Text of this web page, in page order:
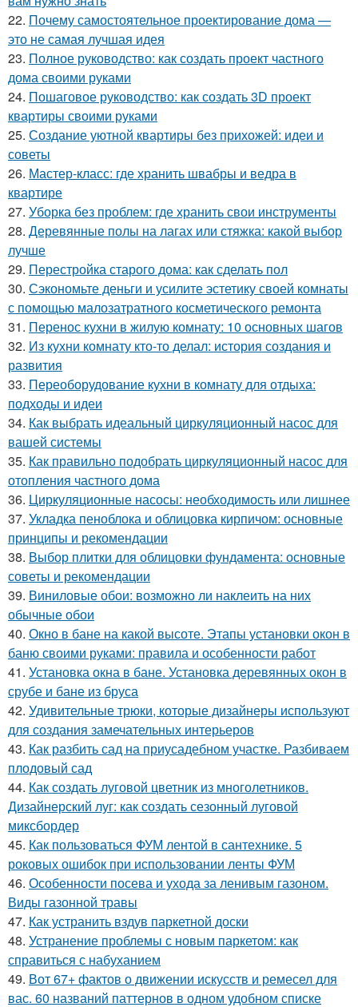
22. Почему самостоятельное проектирование дома —
это не самая лучшая идея
23. Полное руководство: как создать проект частного
дома своими руками
24. Пошаговое руководство: как создать 3D проект
квартиры своими руками
25. Создание уютной квартиры без прихожей: идеи и
советы
26. Мастер-класс: где хранить швабры и ведра в
квартире
27. Уборка без проблем: где хранить свои инструменты
28. Деревянные полы на лагах или стяжка: какой выбор
лучше
29. Перестройка старого дома: как сделать пол
30. Сэкономьте деньги и усилите эстетику своей комнаты
с помощью малозатратного косметического ремонта
31. Перенос кухни в жилую комнату: 10 основных шагов
32. Из кухни комнату кто-то делал: история создания и
развития
33. Переоборудование кухни в комнату для отдыха:
подходы и идеи
34. Как выбрать идеальный циркуляционный насос для
вашей системы
35. Как правильно подобрать циркуляционный насос для
отопления частного дома
36. Циркуляционные насосы: необходимость или лишнее
37. Укладка пеноблока и облицовка кирпичом: основные
принципы и рекомендации
38. Выбор плитки для облицовки фундамента: основные
советы и рекомендации
39. Виниловые обои: возможно ли наклеить на них
обычные обои
40. Окно в бане на какой высоте. Этапы установки окон в
баню своими руками: правила и особенности работ
41. Установка окна в бане. Установка деревянных окон в
срубе и бане из бруса
42. Удивительные трюки, которые дизайнеры используют
для создания замечательных интерьеров
43. Как разбить сад на приусадебном участке. Разбиваем
плодовый сад
44. Как создать луговой цветник из многолетников.
Дизайнерский луг: как создать сезонный луговой
миксбордер
45. Как пользоваться ФУМ лентой в сантехнике. 5
роковых ошибок при использовании ленты ФУМ
46. Особенности посева и ухода за ленивым газоном.
Виды газонной травы
47. Как устранить вздув паркетной доски
48. Устранение проблемы с новым паркетом: как
справиться с набуханием
49. Вот 67+ фактов о движении искусств и ремесел для
вас. 60 названий паттернов в одном удобном списке